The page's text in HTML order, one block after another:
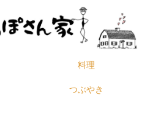
料理
つぶやき